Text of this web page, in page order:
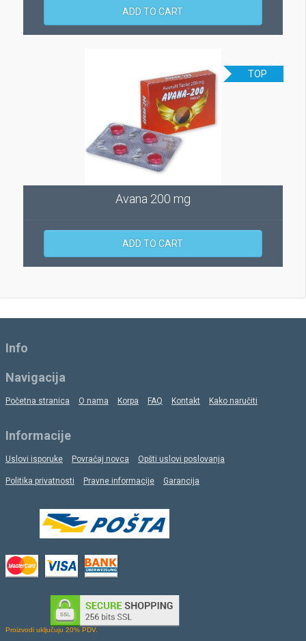
ADD TO CART
TOP
Avana 200 mg
ADD TO CART
Info
Navigacija
Početna stranica O nama Korpa FAQ Kontakt Kako naručiti
Informacije
Uslovi isporuke Povraćaj novca Opšti uslovi poslovanja
Politika privatnosti Pravne informacije Garancija
Proizvodi uključuju 20% PDV.